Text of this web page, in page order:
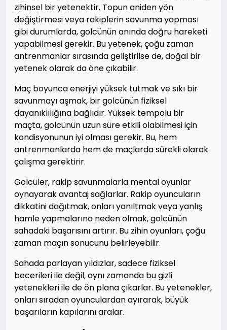
zihinsel bir yetenektir. Topun aniden yön
değiştirmesi veya rakiplerin savunma yapması
gibi durumlarda, golcünün anında doğru hareketi
yapabilmesi gerekir. Bu yetenek, çoğu zaman
antrenmanlar sırasında geliştirilse de, doğal bir
yetenek olarak da öne çıkabilir.
Maç boyunca enerjiyi yüksek tutmak ve sıkı bir
savunmayı aşmak, bir golcünün fiziksel
dayanıklılığına bağlıdır. Yüksek tempolu bir
maçta, golcünün uzun süre etkili olabilmesi için
kondisyonunun iyi olması gerekir. Bu, hem
antrenmanlarda hem de maçlarda sürekli olarak
çalışma gerektirir.
Golcüler, rakip savunmalarla mental oyunlar
oynayarak avantaj sağlarlar. Rakip oyuncuların
dikkatini dağıtmak, onları yanıltmak veya yanlış
hamle yapmalarına neden olmak, golcünün
sahadaki başarısını artırır. Bu zihin oyunları, çoğu
zaman maçın sonucunu belirleyebilir.
Sahada parlayan yıldızlar, sadece fiziksel
becerileri ile değil, aynı zamanda bu gizli
yetenekleri ile de ön plana çıkarlar. Bu yetenekler,
onları sıradan oyunculardan ayırarak, büyük
başarıların kapılarını aralar.